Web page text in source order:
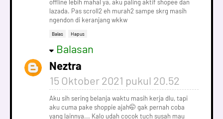
offline lebih mahal ya, aku paling aktif shopee dan
lazada. Pas scroll2 eh murah2 sampe skrg masih
ngendon di keranjang wkkw
Balas Hapus
Balasan
Neztra
15 Oktober 2021 pukul 20.52
Aku sih sering belanja waktu masih kerja dlu, tapi
aku cuma pake shoppie ajah🤭 gak pernah coba
yang lainnya... Kalo udah cocok tuch susah mau